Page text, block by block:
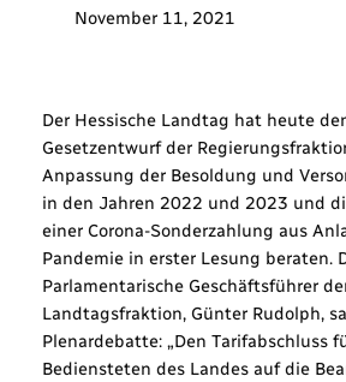
November 11, 2021
Der Hessische Landtag hat heute
Gesetzentwurf der
Anpassung der Besoldung und
in den Jahren 2022 und 2023 und
einer Corona-Sonderzahlung aus
Pandemie in erster Lesung beraten.
Parlamentarische Geschäftsführer
Landtagsfraktion, Günter Rudolph,
Plenardebatte: „Den Tarifabschluss
Bediensteten des Landes auf die